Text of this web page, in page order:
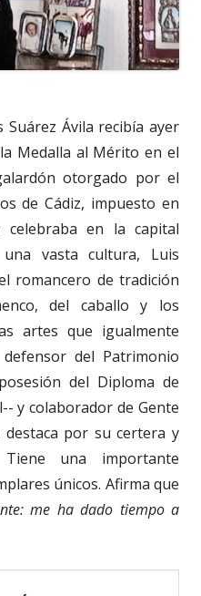
Ávila recibía ayer
Medalla al Mérito en el
otorgado por el
de Cádiz, impuesto en
en la capital
vasta cultura, Luis
romancero de tradición
del caballo y los
artes que igualmente
del Patrimonio
del Diploma de
y colaborador de Gente
por su certera y
Tiene una importante
únicos. Afirma que
me ha dado tiempo a